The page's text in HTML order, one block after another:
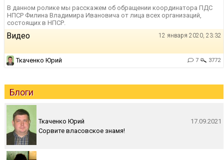
В данном ролике мы расскажем об обращении координатора ПДС
НПСР Филина Владимира Ивановича от лица всех организаций,
состоящих в НПСР.
Видео 12 января 2020, 23:32
Ткаченко Юрий 7 3772
Блоги
Ткаченко Юрий
17.09.2021
Сорвите власовское знамя!